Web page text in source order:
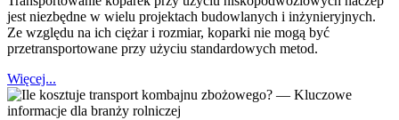
jest niezbędne w wielu projektach budowlanych i inżynieryjnych.
Ze względu na ich ciężar i rozmiar, koparki nie mogą być
przetransportowane przy użyciu standardowych metod.
Więcej...